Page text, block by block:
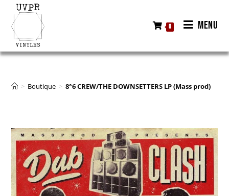
0 MENU
> Boutique > 8°6 CREW/THE DOWNSETTERS LP (Mass prod)